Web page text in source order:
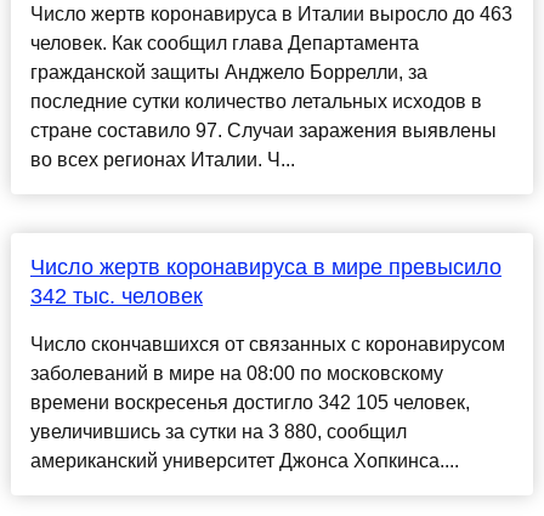
Число жертв коронавируса в Италии выросло до 463
человек. Как сообщил глава Департамента
гражданской защиты Анджело Боррелли, за
последние сутки количество летальных исходов в
стране составило 97. Случаи заражения выявлены
во всех регионах Италии. Ч...
Число жертв коронавируса в мире превысило
342 тыс. человек
Число скончавшихся от связанных с коронавирусом
заболеваний в мире на 08:00 по московскому
времени воскресенья достигло 342 105 человек,
увеличившись за сутки на 3 880, сообщил
американский университет Джонса Хопкинса....